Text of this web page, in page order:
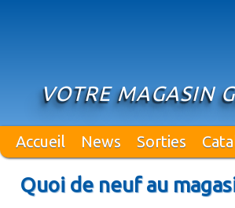
VOTRE MAGASIN
Accueil News Sorties
Quoi de neuf au